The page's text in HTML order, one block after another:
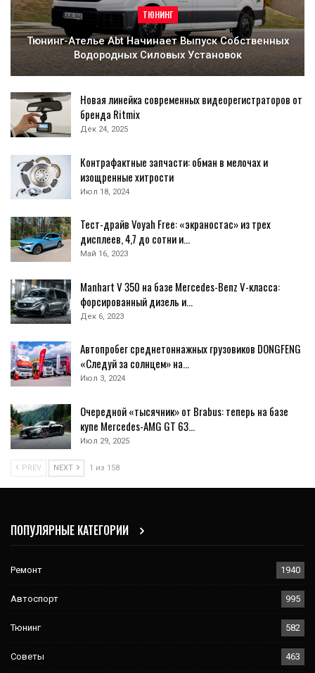
ТЮНИНГ
Тюнинг-Ателье Abt Начинает Выпуск Собственных
Водородных Силовых Установок
Новая линейка современных видеорегистраторов от
бренда Ritmix
Дек 24, 2025
Контрафактные запчасти: обман в мелочах и
изощренные хитрости
Июл 18, 2024
Тест-драйв Voyah Free: «экраностас» из трех
дисплеев, 4,7 до сотни и…
Май 16, 2023
Manhart V 350 на базе Mercedes-Benz V-класса:
форсированный дизель и…
Дек 6, 2023
Автопробег среднетоннажных грузовиков DONGFENG
«Следуй за солнцем» на…
Июл 3, 2024
Очередной «тысячник» от Brabus: теперь на базе
купе Mercedes-AMG GT 63…
Июл 29, 2025
PREV NEXT 1 из 158
ПОПУЛЯРНЫЕ КАТЕГОРИИ
Ремонт 1940
Автоспорт 995
Тюнинг 582
Советы 463